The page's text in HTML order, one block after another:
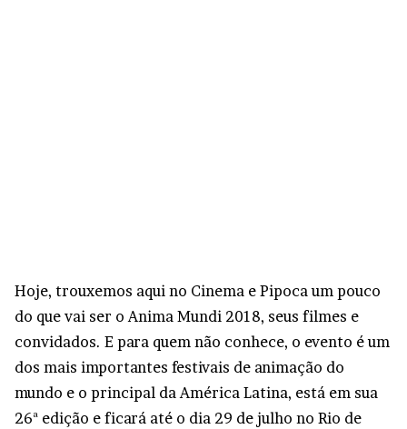
Hoje, trouxemos aqui no Cinema e Pipoca um pouco
do que vai ser o Anima Mundi 2018, seus filmes e
convidados. E para quem não conhece, o evento é um
dos mais importantes festivais de animação do
mundo e o principal da América Latina, está em sua
26ª edição e ficará até o dia 29 de julho no Rio de